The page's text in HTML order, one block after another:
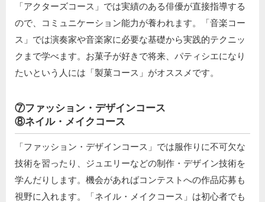
「アクターズコース」では実績のある俳優が直接指導する
ので、コミュニケーション能力が養われます。「音楽コー
ス」では演奏家や音楽家に必要な基礎から実践的テクニッ
クまで学べます。お菓子が好きで将来、パティシエになり
たいという人には「製菓コース」がオススメです。
⑦ファッション・デザインコース
⑧ネイル・メイクコース
「ファッション・デザインコース」では服作りに不可欠な
技術を習ったり、ジュエリーなどの制作・デザイン技術を
学んだりします。機会があればコンテストへの作品応募も
視野に入れます。「ネイル・メイクコース」は初心者でも